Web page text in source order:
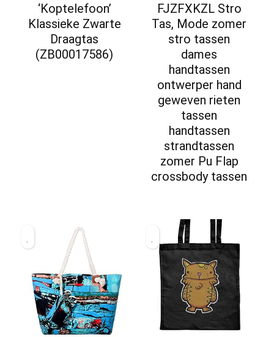
‘Koptelefoon’
Klassieke Zwarte
Draagtas
(ZB00017586)
FJZFXKZL Stro
Tas, Mode zomer
stro tassen
dames
handtassen
ontwerper hand
geweven rieten
tassen
handtassen
strandtassen
zomer Pu Flap
crossbody tassen